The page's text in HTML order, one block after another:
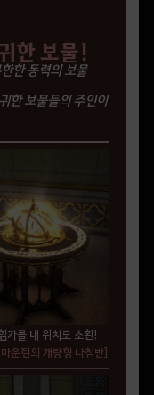
한 보물!
한 동력의 보물
한 보물들의 주인이
가를 내 위치로 소환!
운틴의 개량형 나침반]